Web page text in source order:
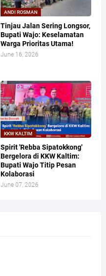
ANDI ROSMAN
Tinjau Jalan Sering Longsor,
Bupati Wajo: Keselamatan
Warga Prioritas Utama!
June 16, 2026
KKW KALTIM
​Spirit 'Rebba Sipatokkong'
Bergelora di KKW Kaltim:
Bupati Wajo Titip Pesan
Kolaborasi
June 07, 2026